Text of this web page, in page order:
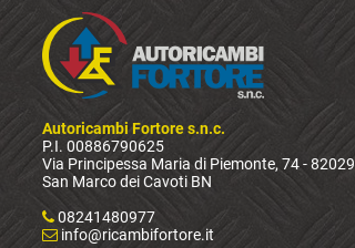
Autoricambi Fortore s.n.c.
P.I. 00886790625
Via Principessa Maria di Piemonte, 74 - 82029
San Marco dei Cavoti BN
08241480977
info@ricambifortore.it